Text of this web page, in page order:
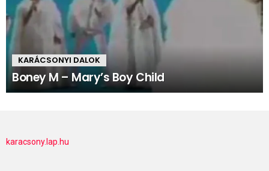
KARÁCSONYI DALOK
Boney M – Mary’s Boy Child
karacsony.lap.hu